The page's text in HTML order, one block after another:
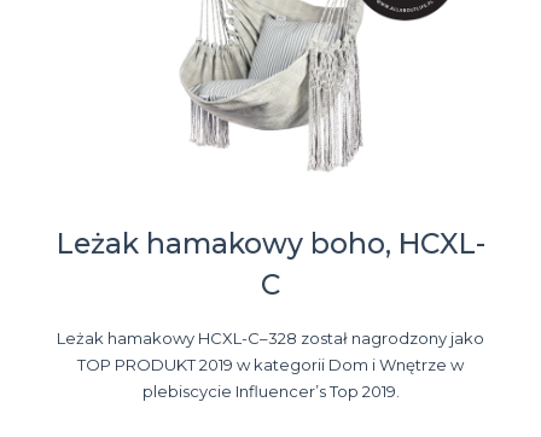
Leżak hamakowy boho, HCXL-
C
Leżak hamakowy HCXL-C–328 został nagrodzony jako
TOP PRODUKT 2019 w kategorii Dom i Wnętrze w
plebiscycie Influencer’s Top 2019.